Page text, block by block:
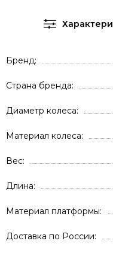
Бренд
Страна бренда
Диаметр колеса
Материал колеса
Вес
Длина
Материал платформы
Доставка по России